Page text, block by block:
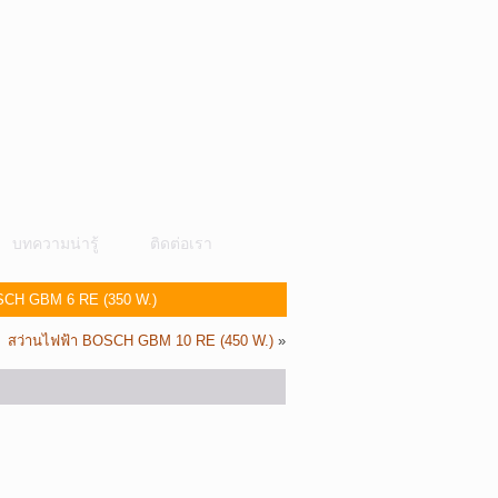
บทความน่ารู้ ติดต่อเรา
GBM 6 RE (350 W.)
สว่านไฟฟ้า BOSCH GBM 10 RE (450 W.) »